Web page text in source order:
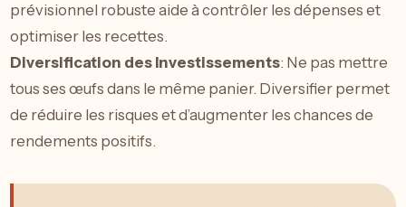
prévisionnel robuste aide à contrôler les dépenses et
optimiser les recettes.
Diversification des Investissements: Ne pas mettre
tous ses œufs dans le même panier. Diversifier permet
de réduire les risques et d’augmenter les chances de
rendements positifs.